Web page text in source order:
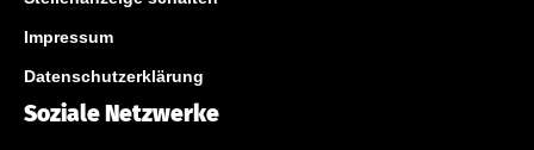
Impressum
Datenschutzerklärung
Soziale Netzwerke